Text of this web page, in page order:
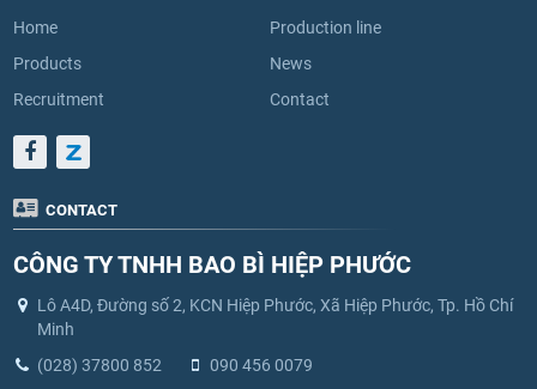
Home
Production line
Products
News
Recruitment
Contact
CONTACT
CÔNG TY TNHH BAO BÌ HIỆP PHƯỚC
Lô A4D, Đường số 2, KCN Hiệp Phước, Xã Hiệp Phước, Tp. Hồ Chí
Minh
(028) 37800 852
090 456 0079